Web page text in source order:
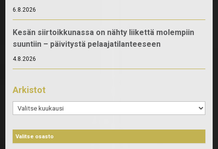
6.8.2026
Kesän siirtoikkunassa on nähty liikettä molempiin
suuntiin – päivitystä pelaajatilanteeseen
4.8.2026
Arkistot
Arkistot